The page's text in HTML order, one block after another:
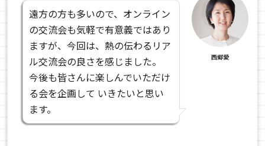
遠方の方も多いので、オンライン
の交流会も気軽で有意義ではあり
ますが、今回は、熱の伝わるリア
ル交流会の良さを感じました。
今後も皆さんに楽しんでいただけ
る会を企画して いきたいと思い
ます。
西郷愛